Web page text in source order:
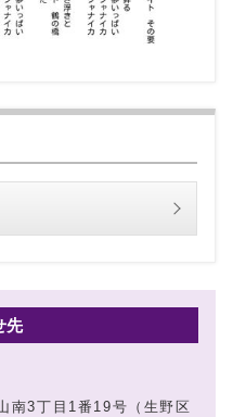
先
3丁目1番19号（生野区